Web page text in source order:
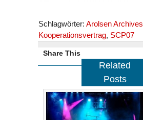
Schlagwörter: Arolsen Archives
Kooperationsvertrag, SCP07
Share This
Related
Posts